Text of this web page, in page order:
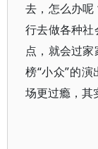
去，怎么办
行去做各种
点，就会过
榜“小众”的
场更过瘾，其